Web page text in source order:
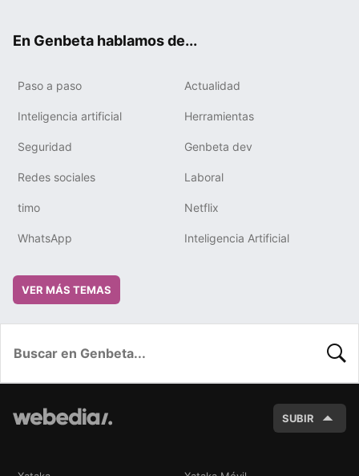
En Genbeta hablamos de...
Paso a paso Actualidad
Inteligencia artificial Herramientas
Seguridad Genbeta dev
Redes sociales Laboral
timo Netflix
WhatsApp Inteligencia Artificial
VER MÁS TEMAS
SUBIR